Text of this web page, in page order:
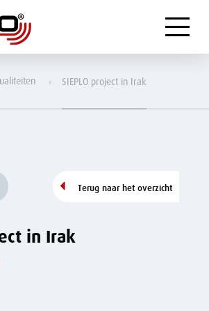
Menu
SIEPLO project in Irak
Terug naar het overzicht
in Irak